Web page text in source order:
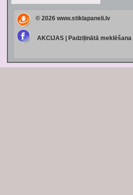
© 2026 www.stiklapaneli.lv
AKCIJAS| Padziļinātā meklēšana|